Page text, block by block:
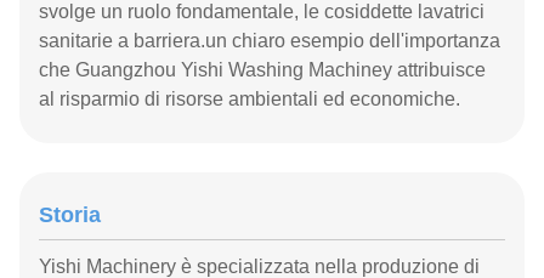
svolge un ruolo fondamentale, le cosiddette lavatrici
sanitarie a barriera.un chiaro esempio dell'importanza
che Guangzhou Yishi Washing Machiney attribuisce
al risparmio di risorse ambientali ed economiche.
Storia
Yishi Machinery è specializzata nella produzione di